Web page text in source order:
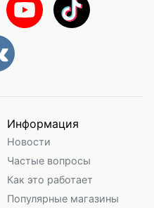
Информация
Новости
Частые вопросы
Как это работает
Популярные магазины